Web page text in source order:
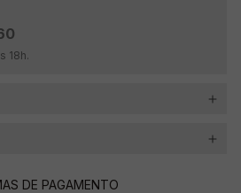
18h.
DE PAGAMENTO